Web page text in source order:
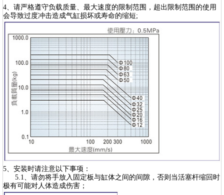
4、请严格遵守负载质量、最大速度的限制范围，超出限制范围的使用
会导致过度冲击造成气缸损坏或寿命的缩短;
5、安装时请注意以下事项：
5.1、请勿将手放入固定板与缸体之间的间隙，否则当活塞杆缩回时
极有可能对人体造成伤害；